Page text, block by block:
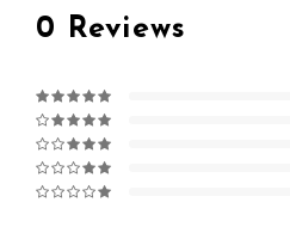
0 Reviews